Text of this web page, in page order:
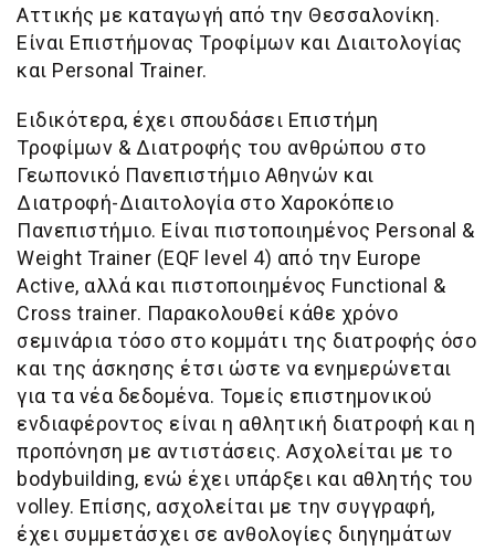
Αττικής με καταγωγή από την Θεσσαλονίκη.
Είναι Επιστήμονας Τροφίμων και Διαιτολογίας
και Personal Trainer.
Ειδικότερα, έχει σπουδάσει Επιστήμη
Τροφίμων & Διατροφής του ανθρώπου στο
Γεωπονικό Πανεπιστήμιο Αθηνών και
Διατροφή-Διαιτολογία στο Χαροκόπειο
Πανεπιστήμιο. Είναι πιστοποιημένος Personal &
Weight Trainer (EQF level 4) από την Europe
Active, αλλά και πιστοποιημένος Functional &
Cross trainer. Παρακολουθεί κάθε χρόνο
σεμινάρια τόσο στο κομμάτι της διατροφής όσο
και της άσκησης έτσι ώστε να ενημερώνεται
για τα νέα δεδομένα. Τομείς επιστημονικού
ενδιαφέροντος είναι η αθλητική διατροφή και η
προπόνηση με αντιστάσεις. Ασχολείται με το
bodybuilding, ενώ έχει υπάρξει και αθλητής του
volley. Επίσης, ασχολείται με την συγγραφή,
έχει συμμετάσχει σε ανθολογίες διηγημάτων